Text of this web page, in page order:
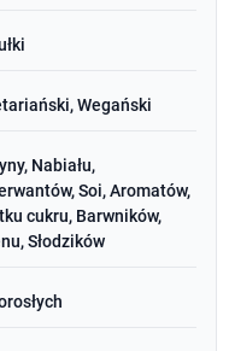
Wegański
Nabiału,
Soi, Aromatów,
cukru, Barwników,
Słodzików